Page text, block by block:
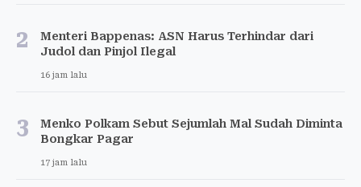
2
Menteri Bappenas: ASN Harus Terhindar dari
Judol dan Pinjol Ilegal
16 jam lalu
3
Menko Polkam Sebut Sejumlah Mal Sudah Diminta
Bongkar Pagar
17 jam lalu